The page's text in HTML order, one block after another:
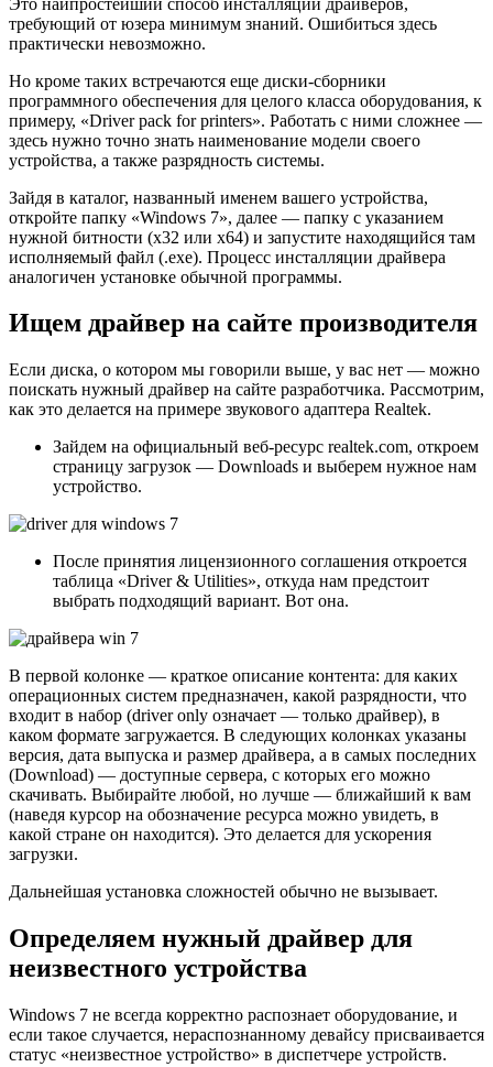
требующий от юзера минимум знаний. Ошибиться здесь
практически невозможно.
Но кроме таких встречаются еще диски-сборники
программного обеспечения для целого класса оборудования, к
примеру, «Driver pack for printers». Работать с ними сложнее —
здесь нужно точно знать наименование модели своего
устройства, а также разрядность системы.
Зайдя в каталог, названный именем вашего устройства,
откройте папку «Windows 7», далее — папку с указанием
нужной битности (х32 или x64) и запустите находящийся там
исполняемый файл (.exe). Процесс инсталляции драйвера
аналогичен установке обычной программы.
Ищем драйвер на сайте производителя
Если диска, о котором мы говорили выше, у вас нет — можно
поискать нужный драйвер на сайте разработчика. Рассмотрим,
как это делается на примере звукового адаптера Realtek.
Зайдем на официальный веб-ресурс realtek.com, откроем
страницу загрузок — Downloads и выберем нужное нам
устройство.
После принятия лицензионного соглашения откроется
таблица «Driver & Utilities», откуда нам предстоит
выбрать подходящий вариант. Вот она.
В первой колонке — краткое описание контента: для каких
операционных систем предназначен, какой разрядности, что
входит в набор (driver only означает — только драйвер), в
каком формате загружается. В следующих колонках указаны
версия, дата выпуска и размер драйвера, а в самых последних
(Download) — доступные сервера, с которых его можно
скачивать. Выбирайте любой, но лучше — ближайший к вам
(наведя курсор на обозначение ресурса можно увидеть, в
какой стране он находится). Это делается для ускорения
загрузки.
Дальнейшая установка сложностей обычно не вызывает.
Определяем нужный драйвер для
неизвестного устройства
Windows 7 не всегда корректно распознает оборудование, и
если такое случается, нераспознанному девайсу присваивается
статус «неизвестное устройство» в диспетчере устройств.